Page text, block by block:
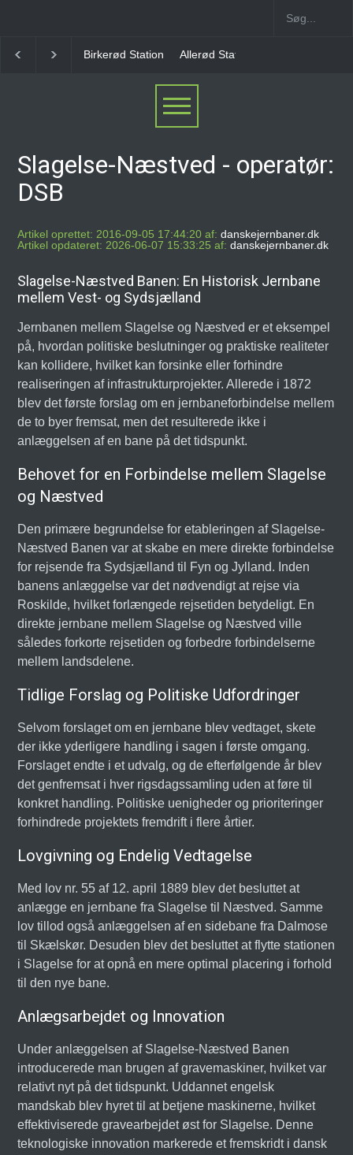
Allerød Station Favrholm Station
Slagelse-Næstved - operatør:
DSB
Artikel oprettet: 2016-09-05 17:44:20 af: danskejernbaner.dk
Artikel opdateret: 2026-06-07 15:33:25 af: danskejernbaner.dk
Slagelse-Næstved Banen: En Historisk Jernbane
mellem Vest- og Sydsjælland
Jernbanen mellem Slagelse og Næstved er et eksempel
på, hvordan politiske beslutninger og praktiske realiteter
kan kollidere, hvilket kan forsinke eller forhindre
realiseringen af infrastrukturprojekter. Allerede i 1872
blev det første forslag om en jernbaneforbindelse mellem
de to byer fremsat, men det resulterede ikke i
anlæggelsen af en bane på det tidspunkt.
Behovet for en Forbindelse mellem Slagelse
og Næstved
Den primære begrundelse for etableringen af Slagelse-
Næstved Banen var at skabe en mere direkte forbindelse
for rejsende fra Sydsjælland til Fyn og Jylland. Inden
banens anlæggelse var det nødvendigt at rejse via
Roskilde, hvilket forlængede rejsetiden betydeligt. En
direkte jernbane mellem Slagelse og Næstved ville
således forkorte rejsetiden og forbedre forbindelserne
mellem landsdelene.
Tidlige Forslag og Politiske Udfordringer
Selvom forslaget om en jernbane blev vedtaget, skete
der ikke yderligere handling i sagen i første omgang.
Forslaget endte i et udvalg, og de efterfølgende år blev
det genfremsat i hver rigsdagssamling uden at føre til
konkret handling. Politiske uenigheder og prioriteringer
forhindrede projektets fremdrift i flere årtier.
Lovgivning og Endelig Vedtagelse
Med lov nr. 55 af 12. april 1889 blev det besluttet at
anlægge en jernbane fra Slagelse til Næstved. Samme
lov tillod også anlæggelsen af en sidebane fra Dalmose
til Skælskør. Desuden blev det besluttet at flytte stationen
i Slagelse for at opnå en mere optimal placering i forhold
til den nye bane.
Anlægsarbejdet og Innovation
Under anlæggelsen af Slagelse-Næstved Banen
introducerede man brugen af gravemaskiner, hvilket var
relativt nyt på det tidspunkt. Uddannet engelsk
mandskab blev hyret til at betjene maskinerne, hvilket
effektiviserede gravearbejdet øst for Slagelse. Denne
teknologiske innovation markerede et fremskridt i dansk